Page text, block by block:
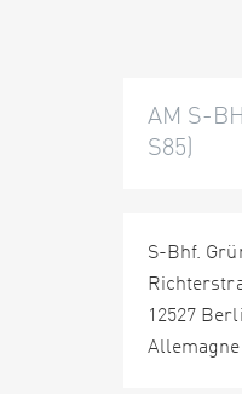
AM S-
85)
S-Bhf.
12527
Allemagne